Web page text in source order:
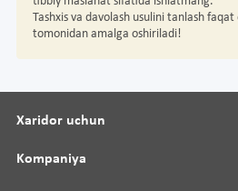
Tashxis va davolash usulini tanlash
tomonidan amalga oshiriladi!
Xaridor uchun
Kompaniya